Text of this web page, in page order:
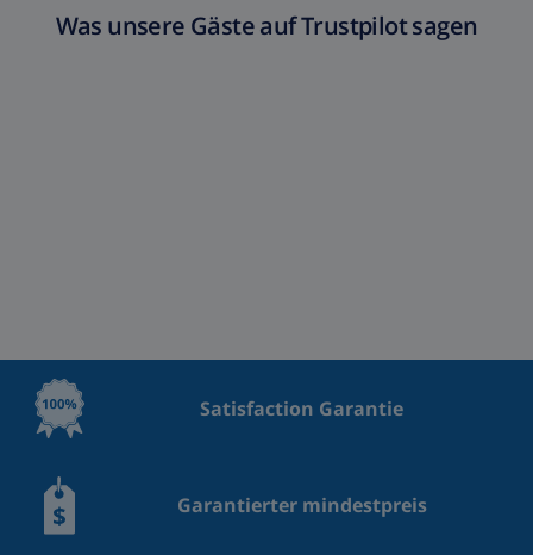
Was unsere Gäste auf Trustpilot sagen
Satisfaction Garantie
Garantierter mindestpreis